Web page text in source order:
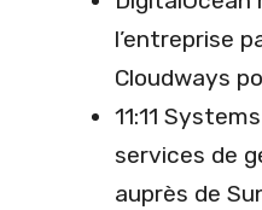
l’entreprise
Cloudways
11:11
services de
auprès de